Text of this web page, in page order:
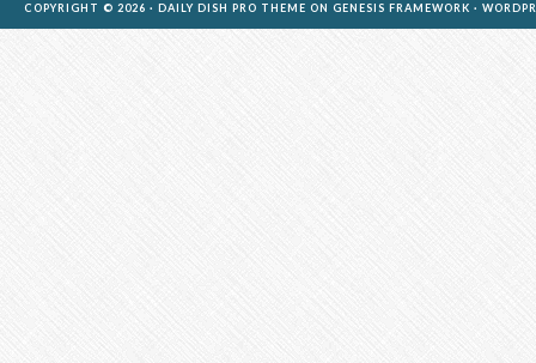
COPYRIGHT © 2026 ·
DAILY DISH PRO THEME ON GENESIS FRAMEWORK ·